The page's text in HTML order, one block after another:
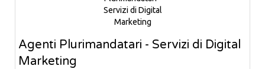
Agenti Plurimandatari - Servizi di Digital
Marketing